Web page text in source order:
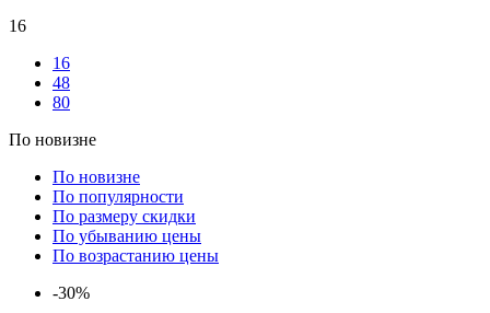
16
16
48
80
По новизне
По новизне
По популярности
По размеру скидки
По убыванию цены
По возрастанию цены
-30%